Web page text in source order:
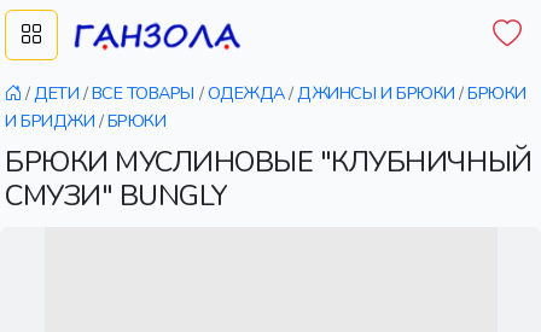
/ДЕТИ /ВСЕ ТОВАРЫ /ОДЕЖДА/ДЖИНСЫ И БРЮКИ /БРЮКИ
И БРИДЖИ /БРЮКИ
БРЮКИ МУСЛИНОВЫЕ "КЛУБНИЧНЫЙ
СМУЗИ" BUNGLY